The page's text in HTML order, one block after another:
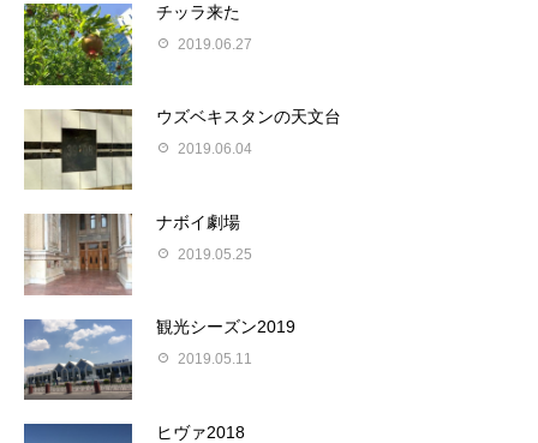
チッラ来た
2019.06.27
ウズベキスタンの天文台
2019.06.04
ナボイ劇場
2019.05.25
観光シーズン2019
2019.05.11
ヒヴァ2018